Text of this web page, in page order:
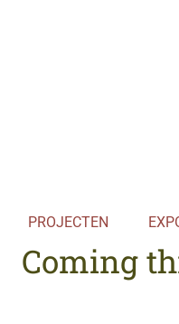
PROJECTEN
Coming